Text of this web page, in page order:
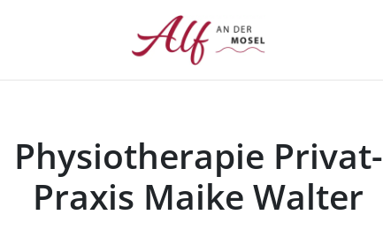
Physiotherapie Privat-
Praxis Maike Walter